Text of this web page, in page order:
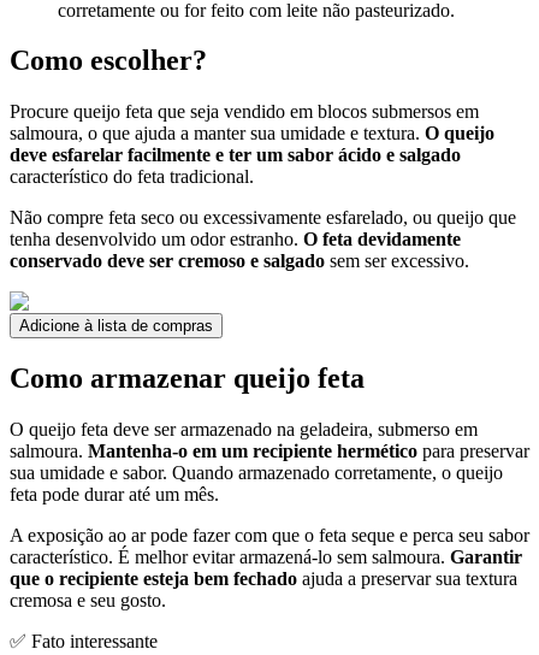
corretamente ou for feito com leite não pasteurizado.
Como escolher?
Procure queijo feta que seja vendido em blocos submersos em
salmoura, o que ajuda a manter sua umidade e textura. O queijo
deve esfarelar facilmente e ter um sabor ácido e salgado
característico do feta tradicional.
Não compre feta seco ou excessivamente esfarelado, ou queijo que
tenha desenvolvido um odor estranho. O feta devidamente
conservado deve ser cremoso e salgado sem ser excessivo.
Adicione à lista de compras
Como armazenar queijo feta
O queijo feta deve ser armazenado na geladeira, submerso em
salmoura. Mantenha-o em um recipiente hermético para preservar
sua umidade e sabor. Quando armazenado corretamente, o queijo
feta pode durar até um mês.
A exposição ao ar pode fazer com que o feta seque e perca seu sabor
característico. É melhor evitar armazená-lo sem salmoura. Garantir
que o recipiente esteja bem fechado ajuda a preservar sua textura
cremosa e seu gosto.
✅ Fato interessante